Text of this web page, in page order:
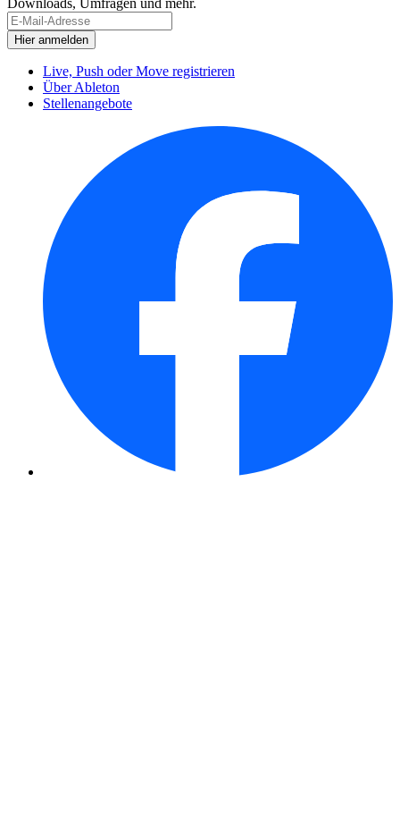
Downloads, Umfragen und mehr.
Live, Push oder Move registrieren
Über Ableton
Stellenangebote